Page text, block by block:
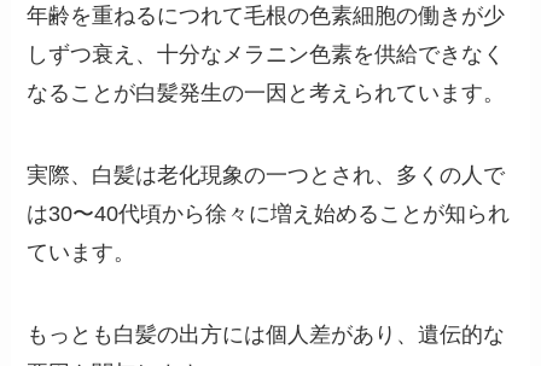
年齢を重ねるにつれて毛根の色素細胞の働きが少
しずつ衰え、十分なメラニン色素を供給できなく
なることが白髪発生の一因と考えられています。
実際、白髪は老化現象の一つとされ、多くの人で
は30〜40代頃から徐々に増え始めることが知られ
ています。
もっとも白髪の出方には個人差があり、遺伝的な